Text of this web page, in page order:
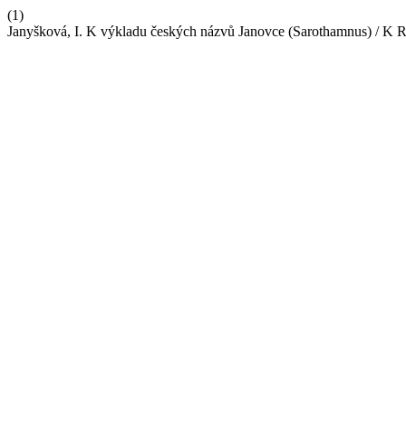
(1)
Janyšková, I. K výkladu českých názvů Janovce (Sarothamnus) / K